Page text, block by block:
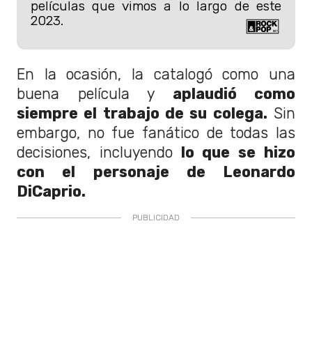
películas que vimos a lo largo de este
2023.
En la ocasión, la catalogó como una
buena película y aplaudió como
siempre el trabajo de su colega. Sin
embargo, no fue fanático de todas las
decisiones, incluyendolo que se hizo
con el personaje de Leonardo
DiCaprio.